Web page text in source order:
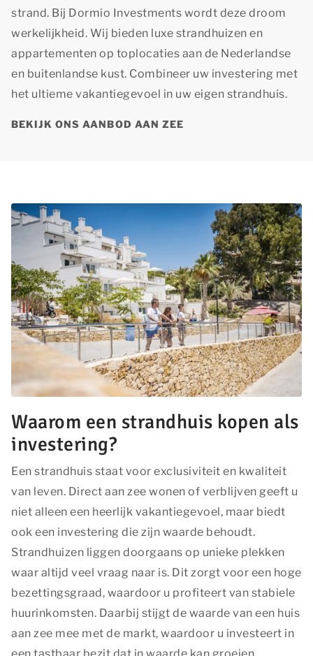
strand. Bij Dormio Investments wordt deze droom
werkelijkheid. Wij bieden luxe strandhuizen en
appartementen op toplocaties aan de Nederlandse
en buitenlandse kust. Combineer uw investering met
het ultieme vakantiegevoel in uw eigen strandhuis.
BEKIJK ONS AANBOD AAN ZEE
Waarom een strandhuis kopen als
investering?
Een strandhuis staat voor exclusiviteit en kwaliteit
van leven. Direct aan zee wonen of verblijven geeft u
niet alleen een heerlijk vakantiegevoel, maar biedt
ook een investering die zijn waarde behoudt.
Strandhuizen liggen doorgaans op unieke plekken
waar altijd veel vraag naar is. Dit zorgt voor een hoge
bezettingsgraad, waardoor u profiteert van stabiele
huurinkomsten. Daarbij stijgt de waarde van een huis
aan zee mee met de markt, waardoor u investeert in